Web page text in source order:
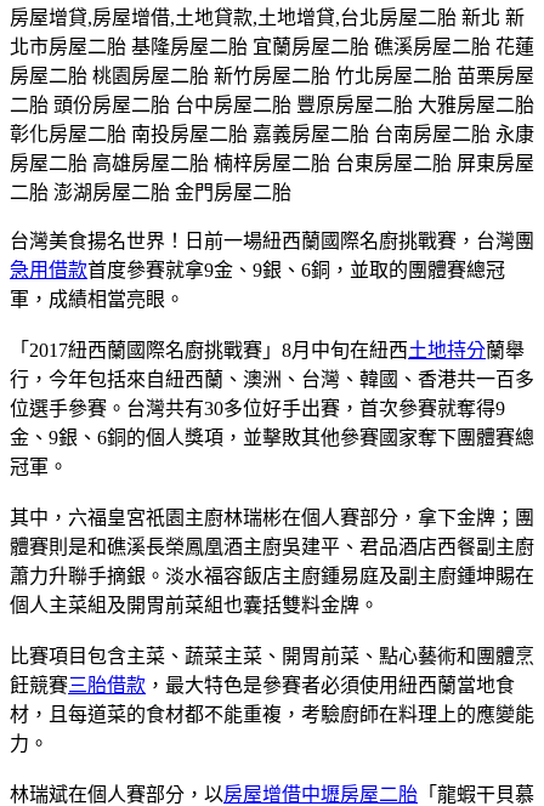
房屋增貸,房屋增借,土地貸款,土地增貸,台北房屋二胎 新北 新
北市房屋二胎 基隆房屋二胎 宜蘭房屋二胎 礁溪房屋二胎 花蓮
房屋二胎 桃園房屋二胎 新竹房屋二胎 竹北房屋二胎 苗栗房屋
二胎 頭份房屋二胎 台中房屋二胎 豐原房屋二胎 大雅房屋二胎
彰化房屋二胎 南投房屋二胎 嘉義房屋二胎 台南房屋二胎 永康
房屋二胎 高雄房屋二胎 楠梓房屋二胎 台東房屋二胎 屏東房屋
二胎 澎湖房屋二胎 金門房屋二胎
台灣美食揚名世界！日前一場紐西蘭國際名廚挑戰賽，台灣團
急用借款首度參賽就拿9金、9銀、6銅，並取的團體賽總冠
軍，成績相當亮眼。
「2017紐西蘭國際名廚挑戰賽」8月中旬在紐西土地持分蘭舉
行，今年包括來自紐西蘭、澳洲、台灣、韓國、香港共一百多
位選手參賽。台灣共有30多位好手出賽，首次參賽就奪得9
金、9銀、6銅的個人獎項，並擊敗其他參賽國家奪下團體賽總
冠軍。
其中，六福皇宮祇園主廚林瑞彬在個人賽部分，拿下金牌；團
體賽則是和礁溪長榮鳳凰酒主廚吳建平、君品酒店西餐副主廚
蕭力升聯手摘銀。淡水福容飯店主廚鍾易庭及副主廚鍾坤賜在
個人主菜組及開胃前菜組也囊括雙料金牌。
比賽項目包含主菜、蔬菜主菜、開胃前菜、點心藝術和團體烹
飪競賽三胎借款 ，最大特色是參賽者必須使用紐西蘭當地食
材，且每道菜的食材都不能重複，考驗廚師在料理上的應變能
力。
林瑞斌在個人賽部分，以房屋增借中壢房屋二胎 「龍蝦干貝慕